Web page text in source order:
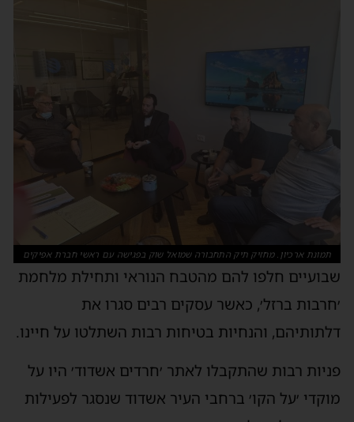
תמונת ארכיון. מחזיק תיק התחבורה שמואל שוק בפגישה עם ראשי חברת אפיקים
שבועיים חלפו להם מהטבח הנוראי ותחילת מלחמת
׳חרבות ברזל׳, כאשר עסקים רבים סגרו את
דלתותיהם, והנחיות בטיחות רבות השתלטו על חיינו.
פניות רבות שהתקבלו לאתר ׳חרדים אשדוד׳ היו על
מוקדי ׳על הקו׳ ברחבי העיר אשדוד שנסגר לפעילות